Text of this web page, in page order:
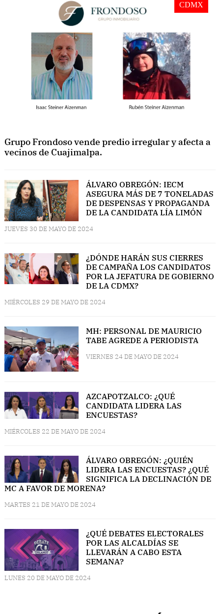
CDMX
Grupo Frondoso vende predio irregular y afecta a
vecinos de Cuajimalpa.
ÁLVARO OBREGÓN: IECM
ASEGURA MÁS DE 7 TONELADAS
DE DESPENSAS Y PROPAGANDA
DE LA CANDIDATA LÍA LIMÓN
JUEVES 30 DE MAYO DE 2024
¿DÓNDE HARÁN SUS CIERRES
DE CAMPAÑA LOS CANDIDATOS
POR LA JEFATURA DE GOBIERNO
DE LA CDMX?
MIÉRCOLES 29 DE MAYO DE 2024
MH: PERSONAL DE MAURICIO
TABE AGREDE A PERIODISTA
VIERNES 24 DE MAYO DE 2024
AZCAPOTZALCO: ¿QUÉ
CANDIDATA LIDERA LAS
ENCUESTAS?
MIÉRCOLES 22 DE MAYO DE 2024
ÁLVARO OBREGÓN: ¿QUIÉN
LIDERA LAS ENCUESTAS? ¿QUÉ
SIGNIFICA LA DECLINACIÓN DE
MC A FAVOR DE MORENA?
MARTES 21 DE MAYO DE 2024
¿QUÉ DEBATES ELECTORALES
POR LAS ALCALDÍAS SE
LLEVARÁN A CABO ESTA
SEMANA?
LUNES 20 DE MAYO DE 2024